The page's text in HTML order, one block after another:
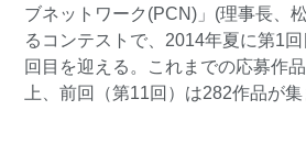
ブネットワーク(PCN)」(理事長、
るコンテストで、2014年夏に第1
回目を迎える。これまでの応募作
上、前回（第11回）は282作品が集